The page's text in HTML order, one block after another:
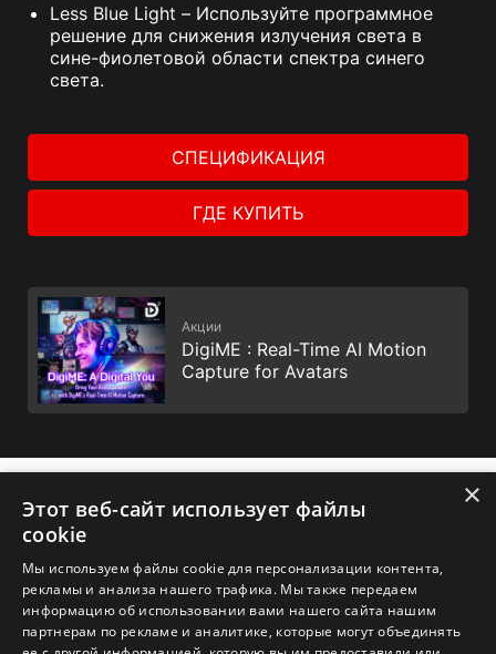
Less Blue Light – Используйте программное
решение для снижения излучения света в
сине-фиолетовой области спектра синего
света.
СПЕЦИФИКАЦИЯ
ГДЕ КУПИТЬ
Акции
DigiME : Real-Time AI Motion
Capture for Avatars
1. Спецификации могут отличаться от приведенной на сайте
в зависимости от региона распространения изделия.
Точную спецификацию уточните у продавца. 2. Реальный
×
Этот веб-сайт использует файлы
cookie
Мы используем файлы cookie для персонализации контента,
рекламы и анализа нашего трафика. Мы также передаем
информацию об использовании вами нашего сайта нашим
партнерам по рекламе и аналитике, которые могут объединять